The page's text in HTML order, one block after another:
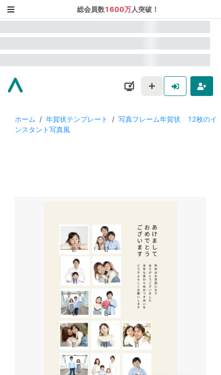
総会員数1600万人突破！
ホーム / 年賀状テンプレート / 写真フレーム年賀状 12枚のイ
ンスタント写真風